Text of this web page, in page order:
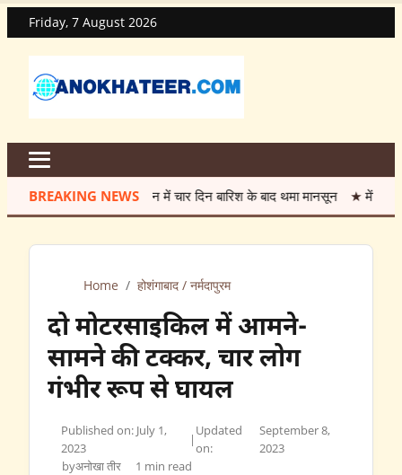
Friday, 7 August 2026
BREAKING NEWS
सावन में चार दिन बारिश के बाद थमा मानसून ★ मेंटेनेंस के नाम पर
Home / होशंगाबाद / नर्मदापुरम
दो मोटरसाइकिल में आमने-
सामने की टक्कर, चार लोग
गंभीर रूप से घायल
Published on: July 1,
2023
|
Updated
on:
September 8,
2023
byअनोखा तीर 1 min read